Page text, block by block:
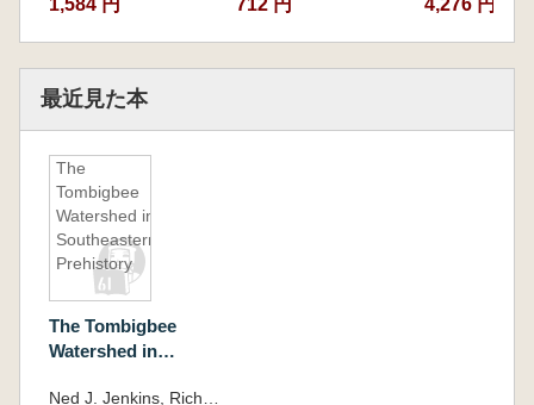
最近見た本
The
Tombigbee
Watershed in
Southeastern
Prehistory
The Tombigbee
Watershed in
Ned J. Jenkins, Richard A. Krause